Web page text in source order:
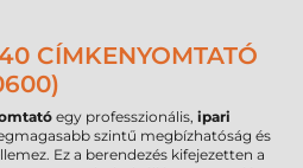
CÍMKENYOMTATÓ
egy professzionális, ipari
szintű megbízhatóság és
Ez a berendezés kifejezetten a